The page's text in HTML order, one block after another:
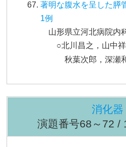
著明な腹水を呈した膵
1例
山形県立河北病院内
○北川昌之，山中
秋葉次郎，深瀬
消化器
演題番号68～72 /